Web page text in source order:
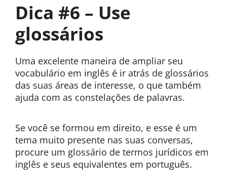
Dica #6 – Use
glossários
Uma excelente maneira de ampliar seu
vocabulário em inglês é ir atrás de glossários
das suas áreas de interesse, o que também
ajuda com as constelações de palavras.
Se você se formou em direito, e esse é um
tema muito presente nas suas conversas,
procure um glossário de termos jurídicos em
inglês e seus equivalentes em português.